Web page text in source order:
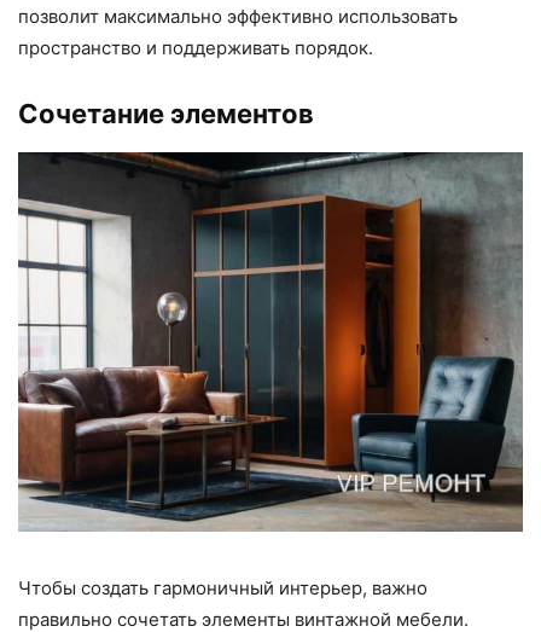
позволит максимально эффективно использовать
пространство и поддерживать порядок.
Сочетание элементов
Чтобы создать гармоничный интерьер, важно
правильно сочетать элементы винтажной мебели.